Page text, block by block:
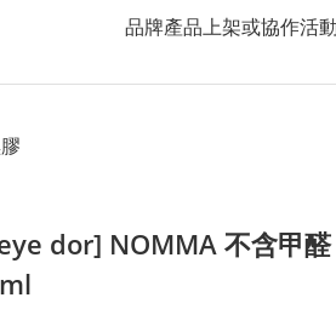
品牌產品上架或協作活
dor] NOMMA 不含甲